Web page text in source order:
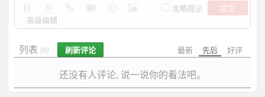
攻略提示
提交
高级编辑
最新 先后 好评
列表 (0) 刷新评论
还没有人评论, 说一说你的看法吧。